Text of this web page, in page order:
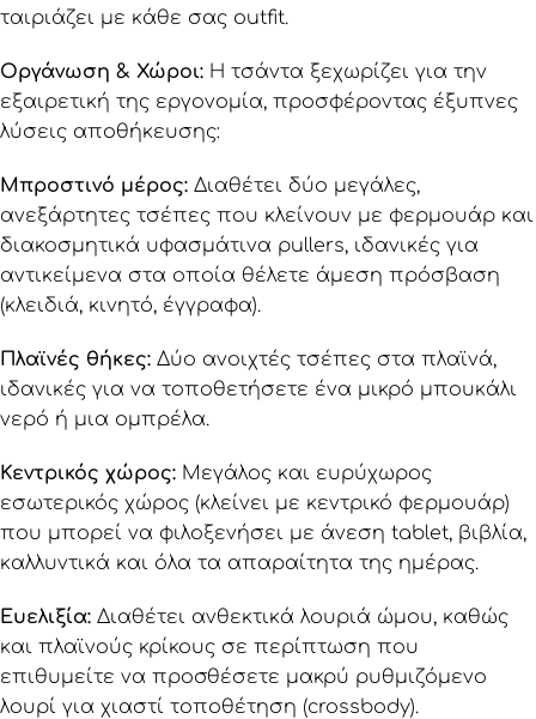
ταιριάζει με κάθε σας outfit.
Οργάνωση & Χώροι: Η τσάντα ξεχωρίζει για την
εξαιρετική της εργονομία, προσφέροντας έξυπνες
λύσεις αποθήκευσης:
Μπροστινό μέρος: Διαθέτει δύο μεγάλες,
ανεξάρτητες τσέπες που κλείνουν με φερμουάρ και
διακοσμητικά υφασμάτινα pullers, ιδανικές για
αντικείμενα στα οποία θέλετε άμεση πρόσβαση
(κλειδιά, κινητό, έγγραφα).
Πλαϊνές θήκες: Δύο ανοιχτές τσέπες στα πλαϊνά,
ιδανικές για να τοποθετήσετε ένα μικρό μπουκάλι
νερό ή μια ομπρέλα.
Κεντρικός χώρος: Μεγάλος και ευρύχωρος
εσωτερικός χώρος (κλείνει με κεντρικό φερμουάρ)
που μπορεί να φιλοξενήσει με άνεση tablet, βιβλία,
καλλυντικά και όλα τα απαραίτητα της ημέρας.
Ευελιξία: Διαθέτει ανθεκτικά λουριά ώμου, καθώς
και πλαϊνούς κρίκους σε περίπτωση που
επιθυμείτε να προσθέσετε μακρύ ρυθμιζόμενο
λουρί για χιαστί τοποθέτηση (crossbody).